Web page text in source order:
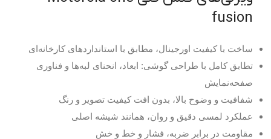
fusion
ساخت با کیفیت اورجینال، مطابق با استانداردهای کارخانه‌ای
تطابق کامل با طراحی گوشی: ابعاد، انحنای لبه‌ها و فناوری
صفحه‌نمایش
شفافیت و وضوح بالا، بدون افت کیفیت تصویر و رنگ
عملکرد لمسی دقیق و روان، همانند شیشه اصلی
مقاومت در برابر ضربه، فشار و خط و خش